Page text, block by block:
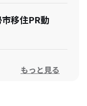
移住PR動
もっと見る